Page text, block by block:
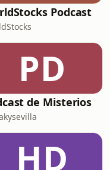
Podcast
PD
de Misterios
HD